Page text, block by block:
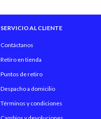
SERVICIO AL CLIENTE
Contáctanos
Retiro en tienda
Puntos de retiro
Despacho a domicilio
Términos y condiciones